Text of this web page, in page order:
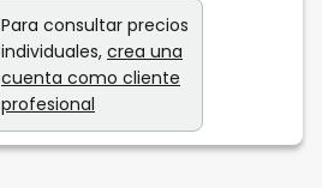
Para consultar precios
individuales, crea una
cuenta como cliente
profesional